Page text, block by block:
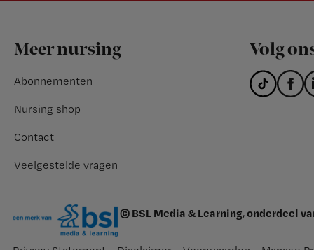
Footer
Meer nursing
Abonnementen
Nursing shop
Contact
Veelgestelde vragen
Volg
© BSL Media & Learning, onderdeel